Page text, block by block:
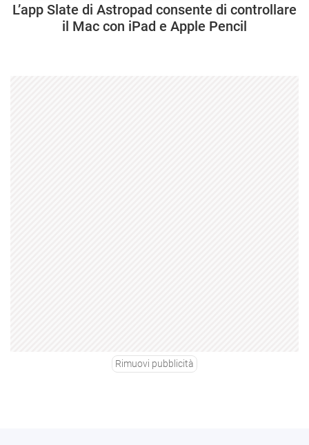
L’app Slate di Astropad consente di controllare
il Mac con iPad e Apple Pencil
Rimuovi pubblicità